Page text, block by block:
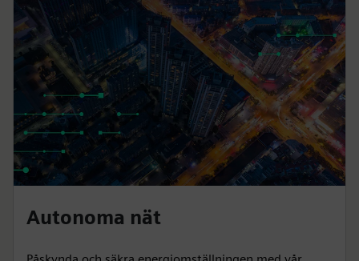
Autonoma nät